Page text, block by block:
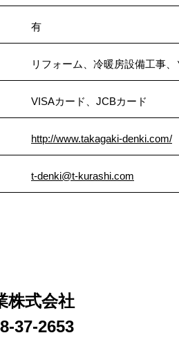
有
リフォーム、冷暖房設備工事
VISAカード、JCBカード
http://www.takagaki-denki.com/
t-denki@t-kurashi.com
株式会社
37-2653